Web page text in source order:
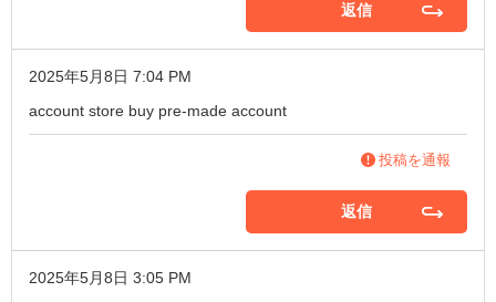
返信
2025年5月8日 7:04 PM
account store buy pre-made account
投稿を通報
返信
2025年5月8日 3:05 PM